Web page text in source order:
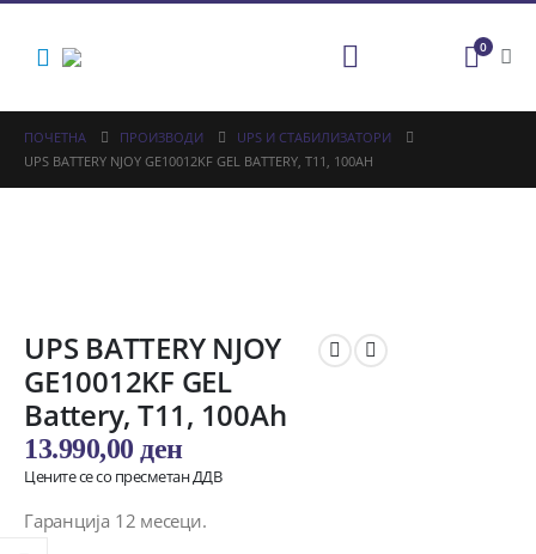
0
ПОЧЕТНА ПРОИЗВОДИ
UPS И СТАБИЛИЗАТОРИ
UPS BATTERY NJOY GE10012KF GEL BATTERY, T11, 100AH
UPS BATTERY NJOY
GE10012KF GEL
Battery, T11, 100Ah
13.990,00 ден
Цените се со пресметан ДДВ
Гаранција 12 месеци.